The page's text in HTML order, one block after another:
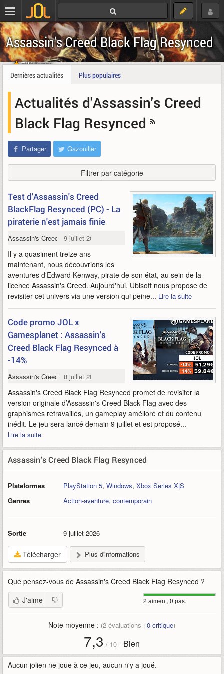
Assassin's Creed Black Flag Resynced
Télécharger
Dernières actualités
Plus populaires
Actualités d'Assassin's Creed
Black Flag Resynced
Partager Gazouiller
Filtrer par catégorie
Test d'Assassin's Creed
BlackFlag Resynced (PC) - La
piraterie n'est jamais finie
Assassin's Creed Black Flag Resynced
9 juillet 2026
Il y a quasiment treize ans
maintenant, nous découvrions les
aventures d'Edward Kenway, pirate de son état, au sein de la
licence Assassin's Creed. Aujourd'hui, Ubisoft nous propose de
revisiter cet univers via une version qui peine... Lire la suite
Code promo JOL x
Gamesplanet : Assassin's
Creed Black Flag Resynced à
-14%
Assassin's Creed Black Flag Resynced
8 juillet 2026
Assassin's Creed Black Flag Resynced promet de revisiter la
version originale d’Assassin's Creed Black Flag avec des
graphismes retravaillés, un gameplay amélioré et du contenu
inédit. Le jeu sera lancé demain 9 juillet et est proposé...
Lire la suite
Assassin's Creed Black Flag Resynced
Plateformes PlayStation 5, Windows, Xbox Series X|S
Genres
Action-aventure, contemporain
Sortie 9 juillet 2026
Télécharger Plus d'informations
Que pensez-vous de Assassin's Creed Black Flag Resynced ?
2 aiment, 0 pas.
J'aime
Note moyenne : (2 évaluations | 0 critique)
7,3 / 10 - Bien
Aucun jolien ne joue à ce jeu, aucun n'y a joué.